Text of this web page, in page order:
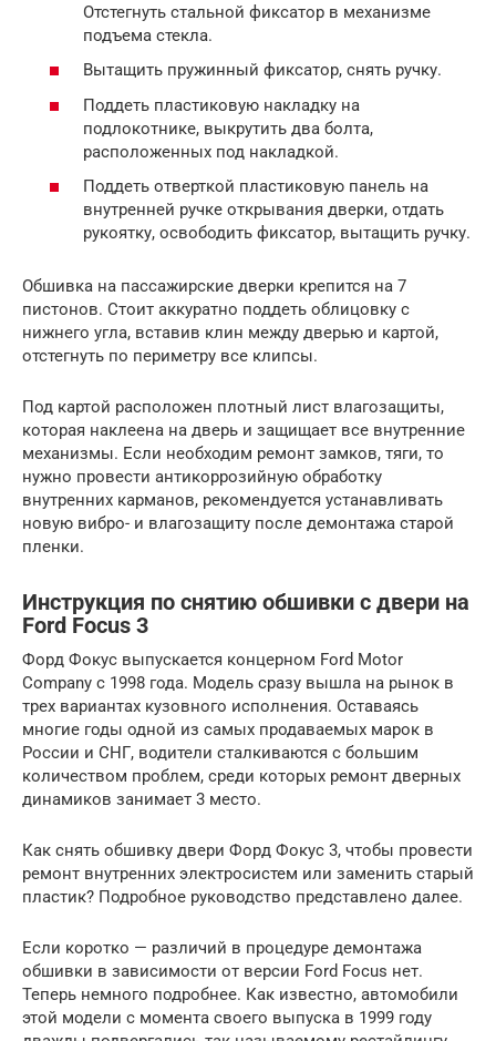
Отстегнуть стальной фиксатор в механизме
подъема стекла.
Вытащить пружинный фиксатор, снять ручку.
Поддеть пластиковую накладку на
подлокотнике, выкрутить два болта,
расположенных под накладкой.
Поддеть отверткой пластиковую панель на
внутренней ручке открывания дверки, отдать
рукоятку, освободить фиксатор, вытащить ручку.
Обшивка на пассажирские дверки крепится на 7
пистонов. Стоит аккуратно поддеть облицовку с
нижнего угла, вставив клин между дверью и картой,
отстегнуть по периметру все клипсы.
Под картой расположен плотный лист влагозащиты,
которая наклеена на дверь и защищает все внутренние
механизмы. Если необходим ремонт замков, тяги, то
нужно провести антикоррозийную обработку
внутренних карманов, рекомендуется устанавливать
новую вибро- и влагозащиту после демонтажа старой
пленки.
Инструкция по снятию обшивки с двери на
Ford Focus 3
Форд Фокус выпускается концерном Ford Motor
Company с 1998 года. Модель сразу вышла на рынок в
трех вариантах кузовного исполнения. Оставаясь
многие годы одной из самых продаваемых марок в
России и СНГ, водители сталкиваются с большим
количеством проблем, среди которых ремонт дверных
динамиков занимает 3 место.
Как снять обшивку двери Форд Фокус 3, чтобы провести
ремонт внутренних электросистем или заменить старый
пластик? Подробное руководство представлено далее.
Если коротко — различий в процедуре демонтажа
обшивки в зависимости от версии Ford Focus нет.
Теперь немного подробнее. Как известно, автомобили
этой модели с момента своего выпуска в 1999 году